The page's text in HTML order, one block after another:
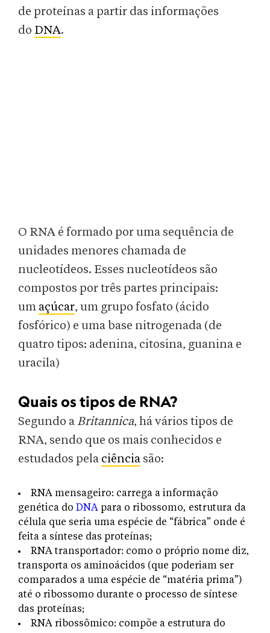
de proteínas a partir das informações
do DNA.
O RNA é formado por uma sequência de
unidades menores chamada de
nucleotídeos. Esses nucleotídeos são
compostos por três partes principais:
um açúcar, um grupo fosfato (ácido
fosfórico) e uma base nitrogenada (de
quatro tipos: adenina, citosina, guanina e
uracila)
Quais os tipos de RNA?
Segundo aBritannica, há vários tipos de
RNA, sendo que os mais conhecidos e
estudados pela ciência são:
RNA mensageiro: carrega a informação
genética do DNA para o ribossomo, estrutura da
célula que seria uma espécie de “fábrica” onde é
feita a síntese das proteínas;
RNA transportador: como o próprio nome diz,
transporta os aminoácidos (que poderiam ser
comparados a uma espécie de “matéria prima”)
até o ribossomo durante o processo de síntese
das proteínas;
RNA ribossômico: compõe a estrutura do